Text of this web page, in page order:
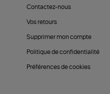
Contactez-nous
Vos retours
Supprimer mon compte
Politique de confidentialité
Préférences de cookies